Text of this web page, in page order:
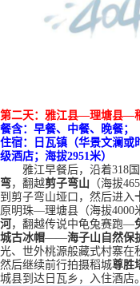
第二天：雅江县—理塘县—
餐含：早餐、中餐、
晚餐；
住宿：日瓦镇（华景文澜或
级酒店； 海拔2951米）
雅江早餐后，沿着318
弯，翻越剪子弯山 （海拔
到剪子弯山垭口，然后进入
原明珠—理塘县（海拔4000
河 ，翻越传说中龟兔赛跑—
城古冰帽——海子山自然保
光、世外桃源般藏式村寨在
然后继续前行拍摄稻城尊胜
城县到达日瓦乡 ，入住酒店。